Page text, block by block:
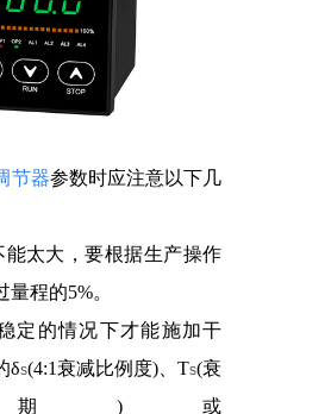
节器参数时应注意以下几
太大，要根据生产操作
程的5%。
定的情况下才能施加干
δs(4:1衰减比例度)、Ts(衰
)或